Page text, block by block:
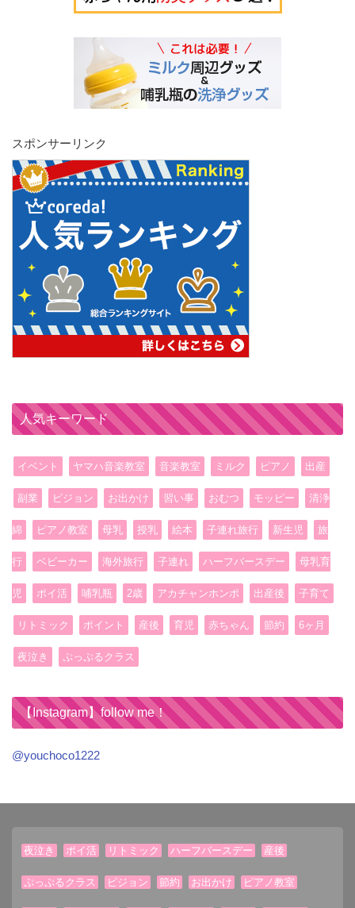
スポンサーリンク
人気キーワード
イベント ヤマハ音楽教室 音楽教室 ミルク ピアノ 出産
副業 ピジョン お出かけ 習い事 おむつ モッピー 清浄
綿 ピアノ教室 母乳 授乳 絵本 子連れ旅行 新生児 旅
行 ベビーカー 海外旅行 子連れ ハーフバースデー 母乳育
児 ポイ活 哺乳瓶 2歳 アカチャンホンポ 出産後 子育て
リトミック ポイント 産後 育児 赤ちゃん 節約 6ヶ月
夜泣き ぷっぷるクラス
【Instagram】follow me！
@youchoco1222
夜泣き ポイ活 リトミック ハーフバースデー 産後
ぷっぷるクラス ピジョン 節約 お出かけ ピアノ教室